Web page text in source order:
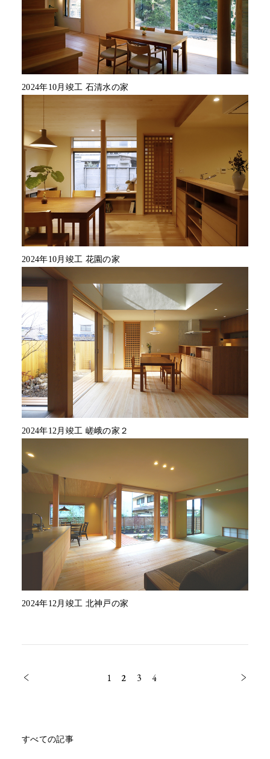
2024年10月竣工 石清水の家
2024年10月竣工 花園の家
2024年12月竣工 嵯峨の家２
2024年12月竣工 北神戸の家
1 2 3 4
すべての記事